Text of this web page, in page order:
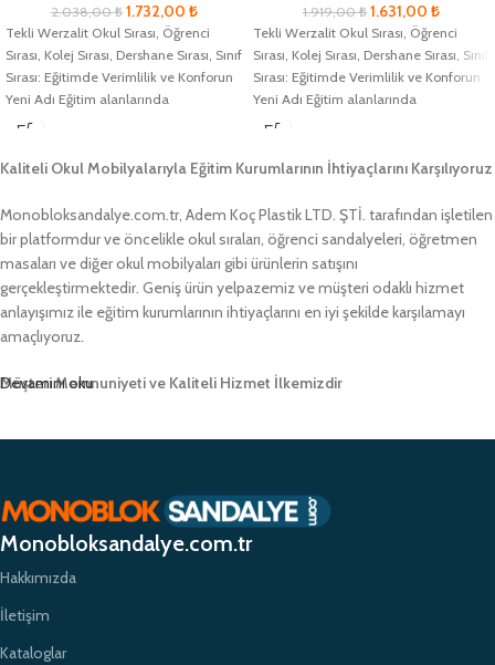
2.038,00₺ 1.732,00 ₺
Tekli Werzalit Okul Sırası, Öğrenci
Sırası, Kolej Sırası, Dershane Sırası, Sınıf
Sırası: Eğitimde Verimlilik ve Konforun
Yeni Adı Eğitim alanlarında
1.919,00₺ 1.631,00 ₺
Tekli Werzalit Okul Sırası, Öğrenci
Sırası, Kolej Sırası, Dershane Sırası, Sınıf
Sırası: Eğitimde Verimlilik ve Konforun
Yeni Adı Eğitim alanlarında
Kaliteli Okul Mobilyalarıyla Eğitim Kurumlarının İhtiyaçlarını Karşılıyoruz
Monobloksandalye.com.tr, Adem Koç Plastik LTD. ŞTİ. tarafından işletilen
bir platformdur ve öncelikle okul sıraları, öğrenci sandalyeleri, öğretmen
masaları ve diğer okul mobilyaları gibi ürünlerin satışını
gerçekleştirmektedir. Geniş ürün yelpazemiz ve müşteri odaklı hizmet
anlayışımız ile eğitim kurumlarının ihtiyaçlarını en iyi şekilde karşılamayı
amaçlıyoruz.
Müşteri Memnuniyeti ve Kaliteli Hizmet İlkemizdir
zamanında teslimat garantimizle eğitim kurumlarının ihtiyaçlarına hızlı ve
etkili çözümler sunarak sektörde öncü bir konumda yer almayı
amaçlıyoruz.
Devamını oku
Monobloksandalye.com.tr
Hakkımızda
İletişim
Kataloglar